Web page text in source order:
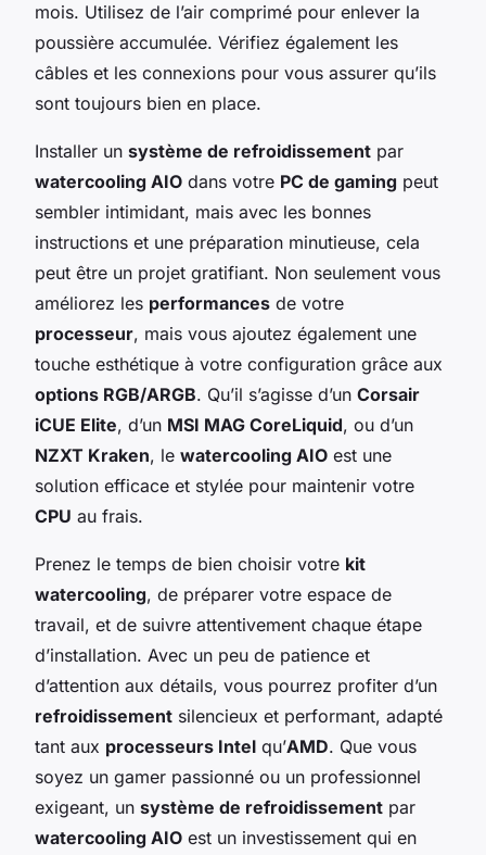
mois. Utilisez de l’air comprimé pour enlever la
poussière accumulée. Vérifiez également les
câbles et les connexions pour vous assurer qu’ils
sont toujours bien en place.
Installer un système de refroidissement par
watercooling AIO dans votre PC de gaming peut
sembler intimidant, mais avec les bonnes
instructions et une préparation minutieuse, cela
peut être un projet gratifiant. Non seulement vous
améliorez les performances de votre
processeur, mais vous ajoutez également une
touche esthétique à votre configuration grâce aux
options RGB/ARGB. Qu’il s’agisse d’un Corsair
iCUE Elite, d’un MSI MAG CoreLiquid, ou d’un
NZXT Kraken, le watercooling AIO est une
solution efficace et stylée pour maintenir votre
CPU au frais.
Prenez le temps de bien choisir votre kit
watercooling, de préparer votre espace de
travail, et de suivre attentivement chaque étape
d’installation. Avec un peu de patience et
d’attention aux détails, vous pourrez profiter d’un
refroidissement silencieux et performant, adapté
tant aux processeurs Intel qu’AMD. Que vous
soyez un gamer passionné ou un professionnel
exigeant, un système de refroidissement par
watercooling AIO est un investissement qui en